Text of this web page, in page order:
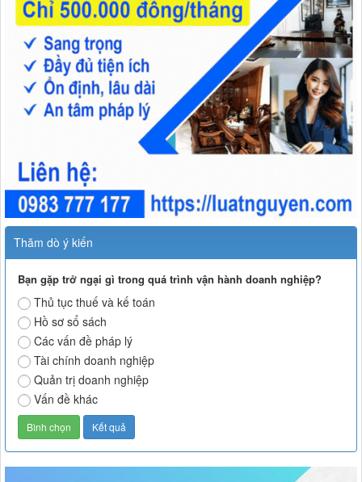
Thăm dò ý kiến
Bạn gặp trở ngại gì trong quá trình vận hành doanh nghiệp?
Thủ tục thuế và kế toán
Hồ sơ sổ sách
Các vấn đề pháp lý
Tài chính doanh nghiệp
Quản trị doanh nghiệp
Vấn đề khác